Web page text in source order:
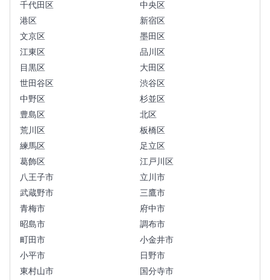
千代田区
中央区
港区
新宿区
文京区
墨田区
江東区
品川区
目黒区
大田区
世田谷区
渋谷区
中野区
杉並区
豊島区
北区
荒川区
板橋区
練馬区
足立区
葛飾区
江戸川区
八王子市
立川市
武蔵野市
三鷹市
青梅市
府中市
昭島市
調布市
町田市
小金井市
小平市
日野市
東村山市
国分寺市